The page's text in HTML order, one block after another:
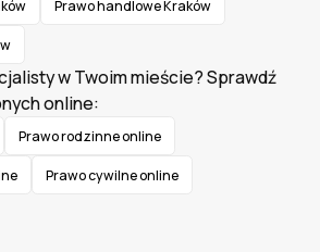
Prawo handlowe Kraków
w Twoim mieście? Sprawdź
online:
Prawo rodzinne online
Prawo cywilne online